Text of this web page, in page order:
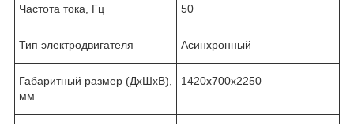
Частота тока, Гц 50
Тип электродвигателя Асинхронный
Габаритный размер (ДхШхВ),
мм
1420х700х2250